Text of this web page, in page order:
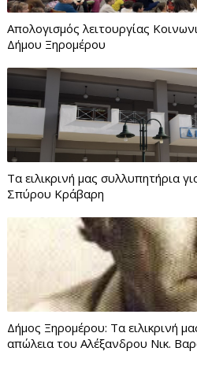
Απολογισμός λειτουργίας
Δήμου Ξηρομέρου
Τα ειλικρινή μας συλλυπητήρια
Σπύρου Κράβαρη
Δήμος Ξηρομέρου: Τα ειλικρινή
απώλεια του Αλέξανδρου Νικ.